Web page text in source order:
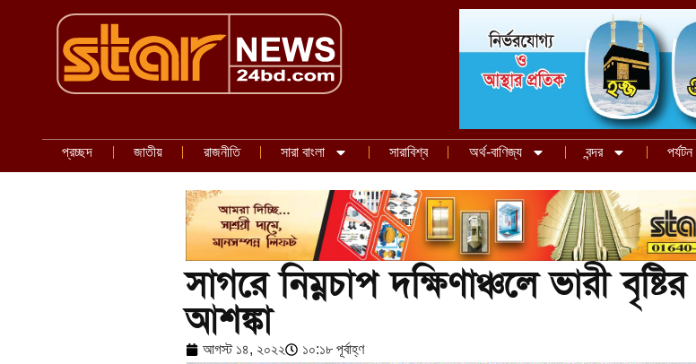
প্রচ্ছদ জাতীয় রাজনীতি সারা বাংলা সারাবিশ্ব অর্থ-বাণিজ্য বন্দর পর্যটন
সাগরে নিম্নচাপ দক্ষিণাঞ্চলে ভারী বৃষ্টির
আশঙ্কা
আগস্ট ১৪, ২০২২ ১০:১৮ পূর্বাহ্ণ